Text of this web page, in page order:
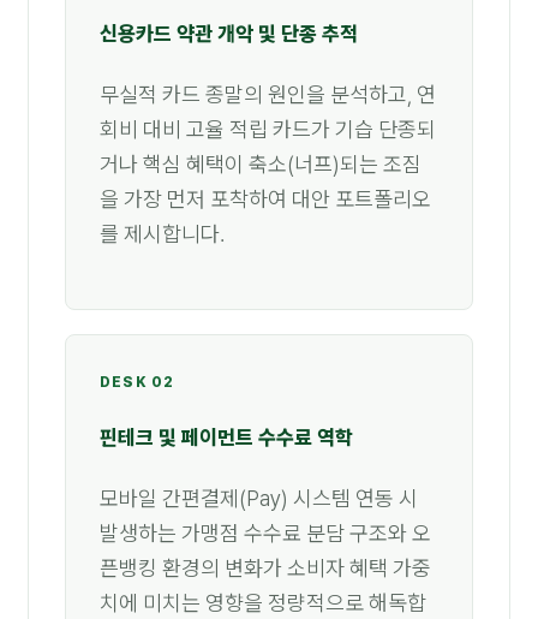
신용카드 약관 개악 및 단종 추적
무실적 카드 종말의 원인을 분석하고, 연
회비 대비 고율 적립 카드가 기습 단종되
거나 핵심 혜택이 축소(너프)되는 조짐
을 가장 먼저 포착하여 대안 포트폴리오
를 제시합니다.
DESK 02
핀테크 및 페이먼트 수수료 역학
모바일 간편결제(Pay) 시스템 연동 시
발생하는 가맹점 수수료 분담 구조와 오
픈뱅킹 환경의 변화가 소비자 혜택 가중
치에 미치는 영향을 정량적으로 해독합